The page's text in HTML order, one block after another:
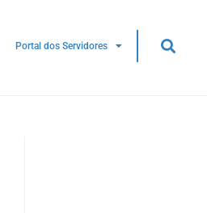
Portal dos Servidores